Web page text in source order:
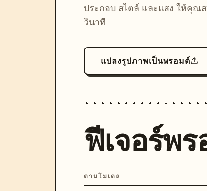
ประกอบ สไตล์ และแสง ให้คุณ
วินาที
แปลงรูปภาพเป็นพรอมต์
ฟีเจอร์พ
ตามโมเดล